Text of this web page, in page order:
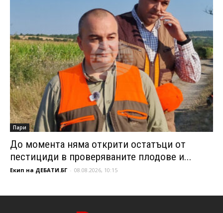
Пари
До момента няма открити остатъци от
пестициди в проверяваните плодове и...
Екип на ДЕБАТИ.БГ - 08.08.2026, 10:15